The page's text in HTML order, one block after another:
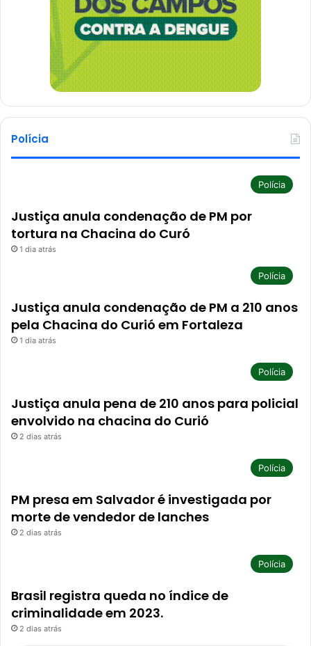
Polícia
Polícia
Justiça anula condenação de PM por
tortura na Chacina do Curó
1 dia atrás
Polícia
Justiça anula condenação de PM a 210 anos
pela Chacina do Curió em Fortaleza
1 dia atrás
Polícia
Justiça anula pena de 210 anos para policial
envolvido na chacina do Curió
2 dias atrás
Polícia
PM presa em Salvador é investigada por
morte de vendedor de lanches
2 dias atrás
Polícia
Brasil registra queda no índice de
criminalidade em 2023.
2 dias atrás